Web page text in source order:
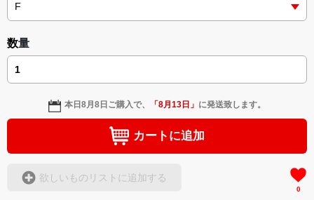
数量
本日8月8日 ご購入で、 「8月13日 」 に発送致します。
カートに追加
欲しいものリストに追加する
0